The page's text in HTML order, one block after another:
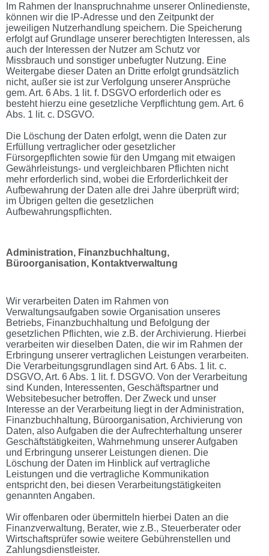
Im Rahmen der Inanspruchnahme unserer Onlinedienste,
können wir die IP-Adresse und den Zeitpunkt der
jeweiligen Nutzerhandlung speichern. Die Speicherung
erfolgt auf Grundlage unserer berechtigten Interessen, als
auch der Interessen der Nutzer am Schutz vor
Missbrauch und sonstiger unbefugter Nutzung. Eine
Weitergabe dieser Daten an Dritte erfolgt grundsätzlich
nicht, außer sie ist zur Verfolgung unserer Ansprüche
gem. Art. 6 Abs. 1 lit. f. DSGVO erforderlich oder es
besteht hierzu eine gesetzliche Verpflichtung gem. Art. 6
Abs. 1 lit. c. DSGVO.
Die Löschung der Daten erfolgt, wenn die Daten zur
Erfüllung vertraglicher oder gesetzlicher
Fürsorgepflichten sowie für den Umgang mit etwaigen
Gewährleistungs- und vergleichbaren Pflichten nicht
mehr erforderlich sind, wobei die Erforderlichkeit der
Aufbewahrung der Daten alle drei Jahre überprüft wird;
im Übrigen gelten die gesetzlichen
Aufbewahrungspflichten.
Administration, Finanzbuchhaltung,
Büroorganisation, Kontaktverwaltung
Wir verarbeiten Daten im Rahmen von
Verwaltungsaufgaben sowie Organisation unseres
Betriebs, Finanzbuchhaltung und Befolgung der
gesetzlichen Pflichten, wie z.B. der Archivierung. Hierbei
verarbeiten wir dieselben Daten, die wir im Rahmen der
Erbringung unserer vertraglichen Leistungen verarbeiten.
Die Verarbeitungsgrundlagen sind Art. 6 Abs. 1 lit. c.
DSGVO, Art. 6 Abs. 1 lit. f. DSGVO. Von der Verarbeitung
sind Kunden, Interessenten, Geschäftspartner und
Websitebesucher betroffen. Der Zweck und unser
Interesse an der Verarbeitung liegt in der Administration,
Finanzbuchhaltung, Büroorganisation, Archivierung von
Daten, also Aufgaben die der Aufrechterhaltung unserer
Geschäftstätigkeiten, Wahrnehmung unserer Aufgaben
und Erbringung unserer Leistungen dienen. Die
Löschung der Daten im Hinblick auf vertragliche
Leistungen und die vertragliche Kommunikation
entspricht den, bei diesen Verarbeitungstätigkeiten
genannten Angaben.
Wir offenbaren oder übermitteln hierbei Daten an die
Finanzverwaltung, Berater, wie z.B., Steuerberater oder
Wirtschaftsprüfer sowie weitere Gebührenstellen und
Zahlungsdienstleister.